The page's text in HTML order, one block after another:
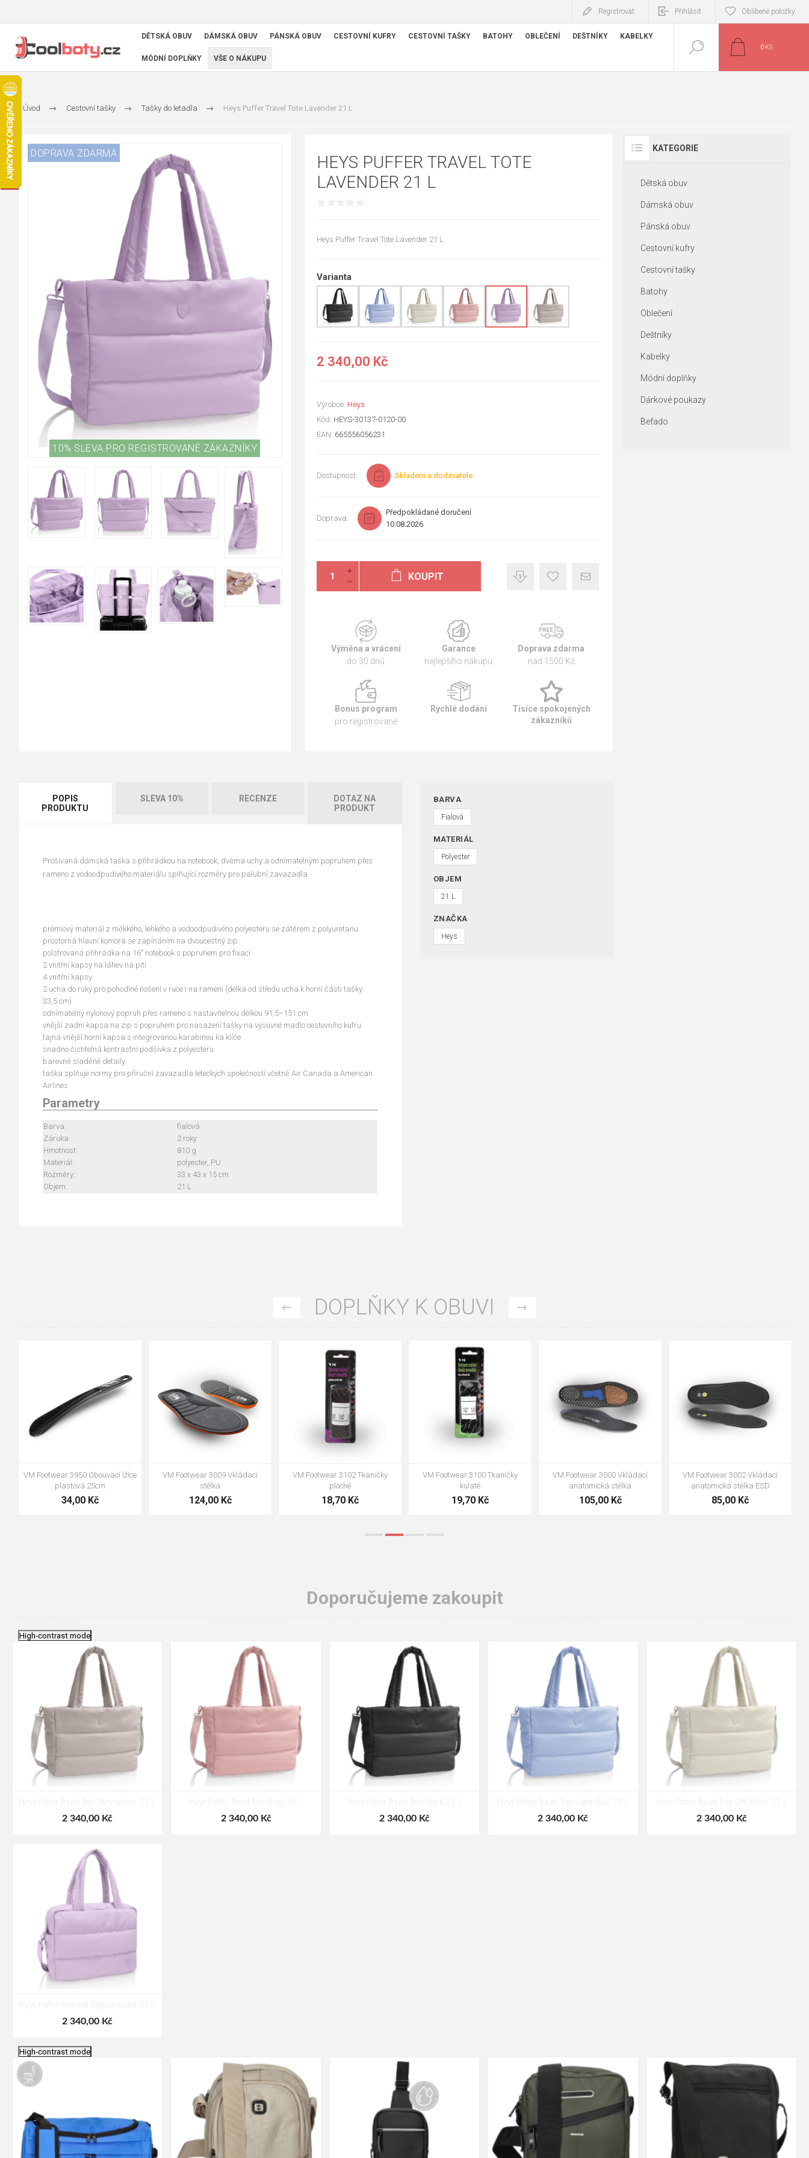
Registrovat Přihlásit Oblíbené položky
DĚTSKÁ OBUV DÁMSKÁ OBUV PÁNSKÁ OBUV CESTOVNÍ KUFRY CESTOVNÍ TAŠKY BATOHY OBLEČENÍ DEŠTNÍKY KABELKY
MÓDNÍ DOPLŇKY VŠE O NÁKUPU
0 KS
Úvod Cestovní tašky Tašky do letadla Heys Puffer Travel Tote Lavender 21 L
DOPRAVA ZDARMA
10% SLEVA PRO REGISTROVANÉ ZÁKAZNÍKY
HEYS PUFFER TRAVEL TOTE
LAVENDER 21 L
Heys Puffer Travel Tote Lavender 21 L
Varianta
2 340,00 Kč
Výrobce: Heys
Kód: HEYS-30137-0120-00
EAN: 665556056231
Dostupnost: Skladem u dodavatele
Doprava:
Předpokládané doručení
10.08.2026
KOUPIT
Výměna a vrácení
do 30 dnů
Garance
nejlepšího nákupu
Doprava zdarma
nad 1500 Kč
Bonus program
pro registrované
Rychlé dodání
Tisíce spokojených
zákazníků
POPIS
PRODUKTU
SLEVA 10% RECENZE
DOTAZ NA
PRODUKT
Prošívaná dámská taška s přihrádkou na notebook, dvěma uchy a odnímatelným popruhem přes
rameno z vodoodpudivého materiálu splňující rozměry pro palubní zavazadla.
prémiový materiál z měkkého, lehkého a vodoodpudivého polyesteru se zátěrem z polyuretanu
prostorná hlavní komora se zapínáním na dvoucestný zip
polstrovaná přihrádka na 16" notebook s popruhem pro fixaci
2 vnitřní kapsy na láhev na pití
4 vnitřní kapsy
2 ucha do ruky pro pohodlné nošení v ruce i na rameni (délka od středu ucha k horní části tašky:
33,5 cm)
odnímatelný nylonový popruh přes rameno s nastavitelnou délkou 91,5–151 cm
vnější zadní kapsa na zip s popruhem pro nasazení tašky na výsuvné madlo cestovního kufru
tajná vnější horní kapsa s integrovanou karabinou ka klíče
snadno čistitelná kontrastní podšívka z polyesteru
barevně sladěné detaily
taška splňuje normy pro příruční zavazadla leteckých společností včetně Air Canada a American
Airlines
Parametry
Barva:
fialová
Záruka:
2 roky
Hmotnost:
810 g
Materiál:
polyester, PU
Rozměry:
33 x 43 x 15 cm
Objem:
21 L
BARVA
Fialová
MATERIÁL
Polyester
OBJEM
21 L
ZNAČKA
Heys
KATEGORIE
Dětská obuv
Dámská obuv
Pánská obuv
Cestovní kufry
Cestovní tašky
Batohy
Oblečení
Deštníky
Kabelky
Módní doplňky
Dárkové poukazy
Befado
DOPLŇKY K OBUVI
VM Footwear 3100 Tkaničky
kulaté
19,70 Kč
VM Footwear 3000 Vkládací
anatomická stélka
105,00 Kč
VM Footwear 3002 Vkládací
anatomická stélka ESD
85,00 Kč
37 39
47
VM Footwear 3900 Čistící houba
na obuv
39,00 Kč
VM Footwear 3600 Impregnace
water stop
239,00 Kč
Bennon ABSORBA XTR ESD vložka
99,00 Kč
Doporučujeme zakoupit
High-contrast mode
Heys Puffer Travel Tote Atmosphere 21 L
2 340,00 Kč
Heys Puffer Travel Tote Rose 21 L
2 340,00 Kč
Heys Puffer Travel Tote Black 21 L
2 340,00 Kč
Heys Puffer Travel Tote Light Blue 21 L
2 340,00 Kč
Heys Puffer Travel Tote Off White 21 L
2 340,00 Kč
Heys Puffer Personal Bag Lavender 21 L
2 340,00 Kč
High-contrast mode